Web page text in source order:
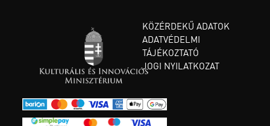
KÖZÉRDEKŰ ADATOK
ADATVÉDELMI
TÁJÉKOZTATÓ
JOGI NYILATKOZAT